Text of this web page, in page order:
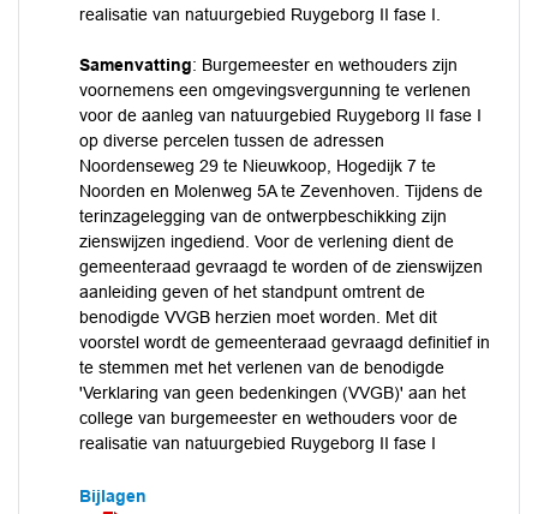
realisatie van natuurgebied Ruygeborg II fase I.
Samenvatting: Burgemeester en wethouders zijn
voornemens een omgevingsvergunning te verlenen
voor de aanleg van natuurgebied Ruygeborg II fase I
op diverse percelen tussen de adressen
Noordenseweg 29 te Nieuwkoop, Hogedijk 7 te
Noorden en Molenweg 5A te Zevenhoven. Tijdens de
terinzagelegging van de ontwerpbeschikking zijn
zienswijzen ingediend. Voor de verlening dient de
gemeenteraad gevraagd te worden of de zienswijzen
aanleiding geven of het standpunt omtrent de
benodigde VVGB herzien moet worden. Met dit
voorstel wordt de gemeenteraad gevraagd definitief in
te stemmen met het verlenen van de benodigde
'Verklaring van geen bedenkingen (VVGB)' aan het
college van burgemeester en wethouders voor de
realisatie van natuurgebied Ruygeborg II fase I
Bijlagen